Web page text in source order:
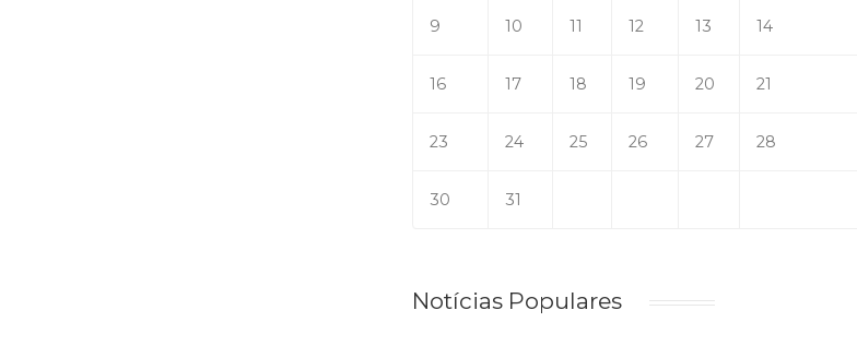
9 10 11 12 13 14
16 17 18 19 20 21
23 24 25 26 27 28
30 31
Notícias Populares